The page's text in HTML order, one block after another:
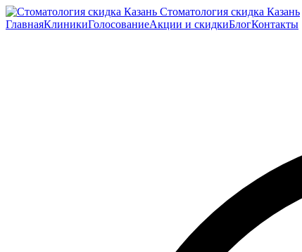
Стоматология скидка Казань
ГлавнаяКлиникиГолосованиеАкции и скидкиБлогКонтакты